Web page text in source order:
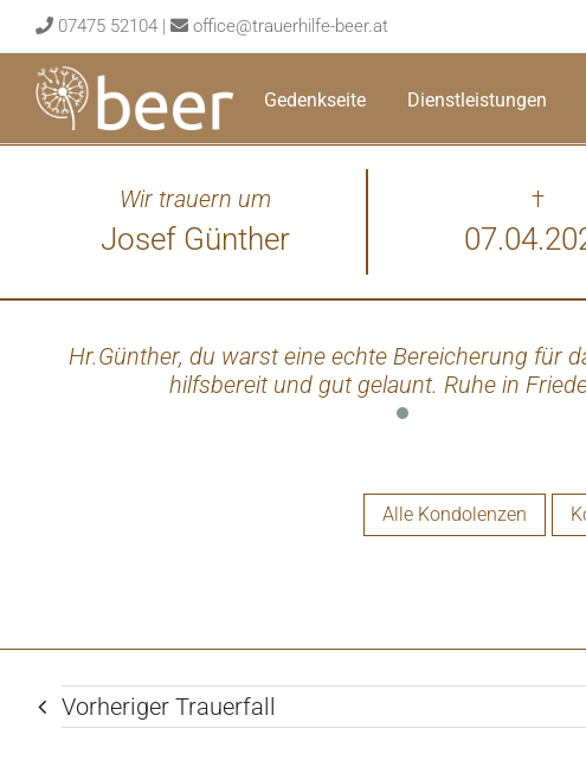
to
content
07475 52104 | office@trauerhilfe-beer.at
Gedenkseite Dienstleistungen
Wir trauern um
Josef Günther
†
Hr.Günther, du warst eine echte Bereicherung für
hilfsbereit und gut gelaunt. Ruhe in
Alle Kondolenzen
Vorheriger Trauerfall